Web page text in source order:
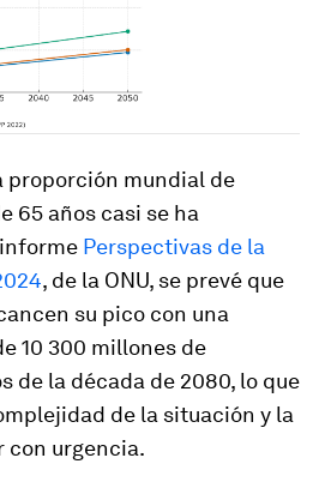
proporción mundial de
65 años casi se ha
Perspectivas de la
, de la ONU, se prevé que
su pico con una
10 300 millones de
de la década de 2080, lo que
de la situación y la
con urgencia.